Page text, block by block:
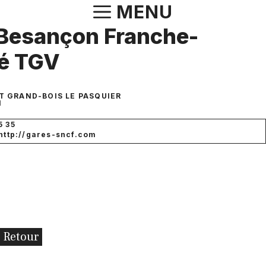
au
contenu
MENU
Franche-
TGV
GRAND-BOIS LE PASQUIER
35
gares-sncf.com
Retour